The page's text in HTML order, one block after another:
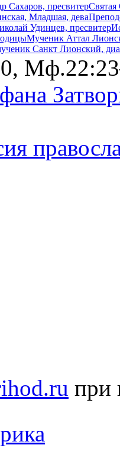
Сахаров, пресвитерСвятая
Младшая, дева
Удинцев, пресвитер
Мученик Аттал
Санкт Лионский,
при